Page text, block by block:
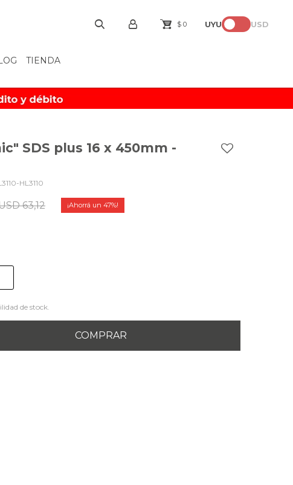
TIENDA
$ 0 UYU USD
SDS plus 16 x 450mm -
HL3110
63,12 47
de stock.
COMPRAR